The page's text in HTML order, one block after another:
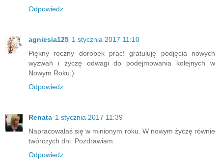
Odpowiedz
agniesia125 1 stycznia 2017 11:10
Piękny roczny dorobek prac! gratuluję podjęcia nowych
wyzwań i życzę odwagi do podejmowania kolejnych w
Nowym Roku:)
Odpowiedz
Renata 1 stycznia 2017 11:39
Napracowałaś się w minionym roku. W nowym życzę równie
twórczych dni. Pozdrawiam.
Odpowiedz